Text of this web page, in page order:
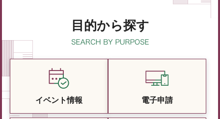
目的から探す
イベント情報 電子申請